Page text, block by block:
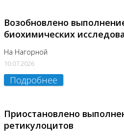
Возобновлено
биохимических
На Нагорной
10.07.2026
Подробнее
Приостановлено
ретикулоцитов